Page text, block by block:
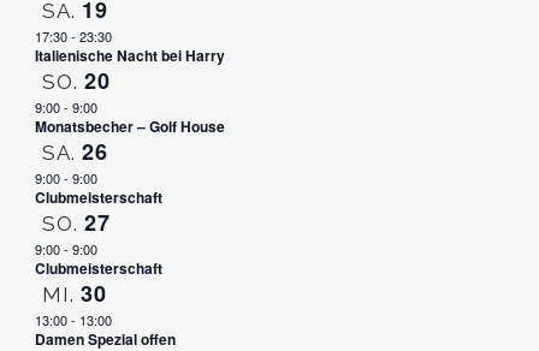
SA. 19
17:30- 23:30
Italienische Nacht bei Harry
SO. 20
9:00- 9:00
Monatsbecher – Golf House
SA. 26
9:00- 9:00
Clubmeisterschaft
SO. 27
9:00- 9:00
Clubmeisterschaft
MI. 30
13:00- 13:00
Damen Spezial offen